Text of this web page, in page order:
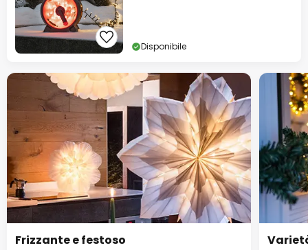
Disponibile
Frizzante e festoso